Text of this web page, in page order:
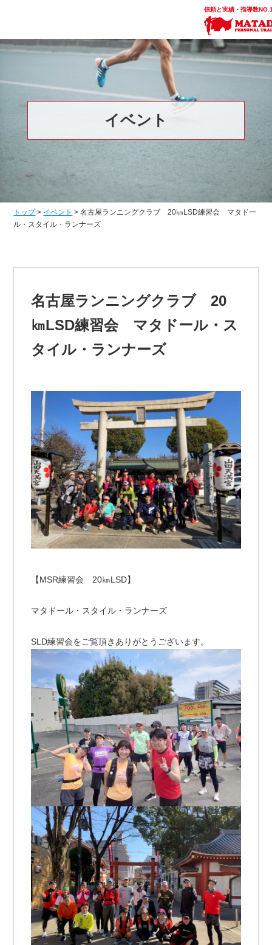
信頼と実績・指導数
イベント
トップ> イベント >名古屋ランニングクラブ 20㎞LSD練習会 マタドー
ル・スタイル・ランナーズ
名古屋ランニングクラブ 20
㎞LSD練習会 マタドール・ス
タイル・ランナーズ
【MSR練習会 20㎞LSD】
マタドール・スタイル・ランナーズ
SLD練習会をご覧頂きありがとうございます。